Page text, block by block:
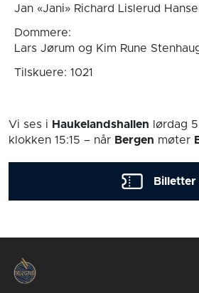
Jan «Jani» Richard Lislerud
Dommere:
Lars Jørum og Kim Rune
Tilskuere: 1021
Vi ses i Haukelandshallen lørdag
klokken 15:15 – når Bergen møter
Billetter